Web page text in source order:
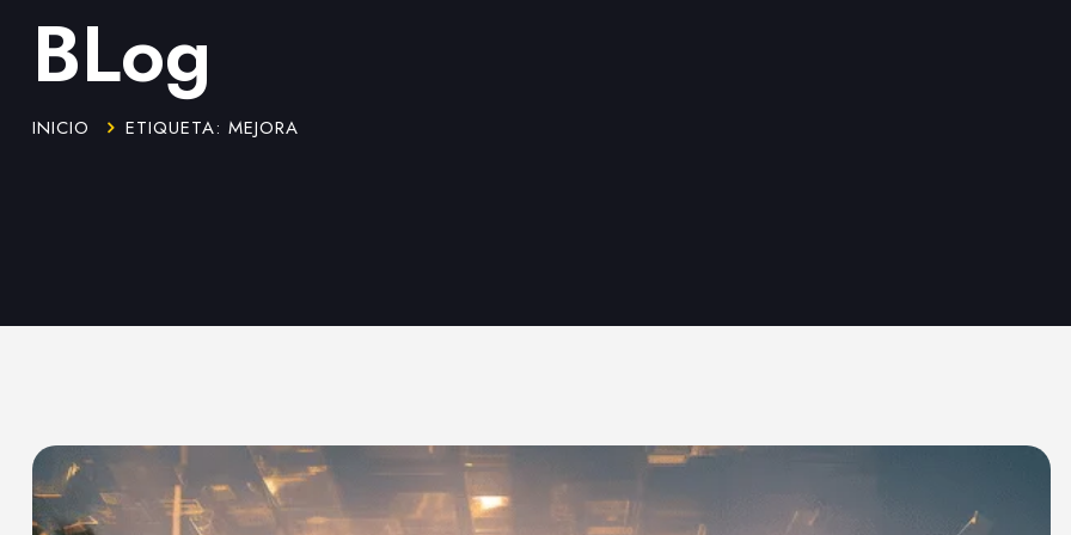
BLog
INICIO ETIQUETA: MEJORA